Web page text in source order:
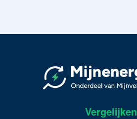
Vergelijken